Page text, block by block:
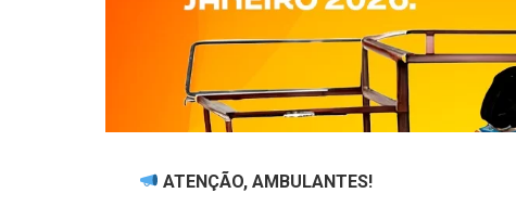
ATENÇÃO, AMBULANTES!